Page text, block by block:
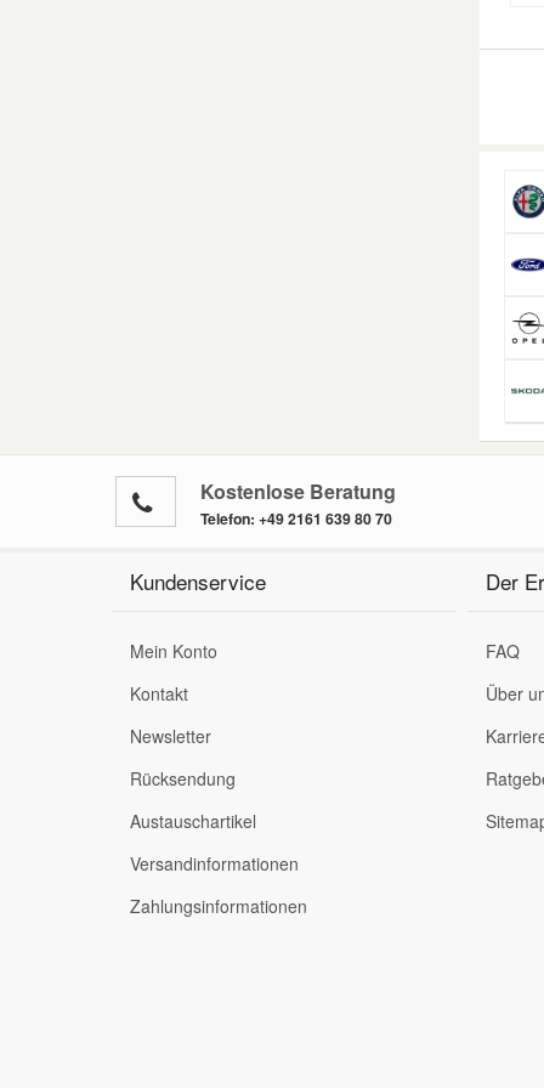
Kostenlose Beratung
Telefon: +49 2161 639 80 70
Kundenservice
Mein Konto
Kontakt
Newsletter
Rücksendung
Austauschartikel
Versandinformationen
Zahlungsinformationen
Der
FAQ
Über
Smart Ersatzteile
Toyota Ersatzteile
Vauxhall Ersatzteile